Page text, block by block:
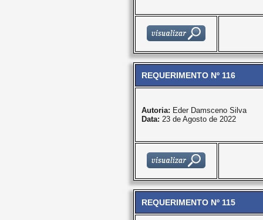
REQUERIMENTO Nº 116
Autoria: Eder Damsceno Silva
Data: 23 de Agosto de 2022
REQUERIMENTO Nº 115